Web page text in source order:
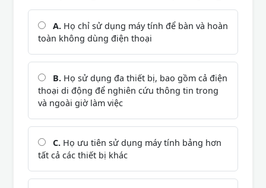
A. Họ chỉ sử dụng máy tính để bàn và hoàn
toàn không dùng điện thoại
B. Họ sử dụng đa thiết bị, bao gồm cả điện
thoại di động để nghiên cứu thông tin trong
và ngoài giờ làm việc
C. Họ ưu tiên sử dụng máy tính bảng hơn
tất cả các thiết bị khác